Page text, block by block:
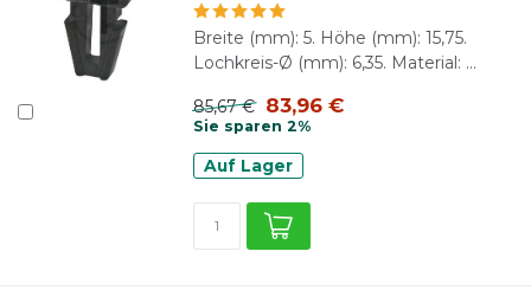
Breite (mm): 5. Höhe (mm): 15,75.
Lochkreis-Ø (mm): 6,35. Material: ...
85,67 € 83,96 €
Sie sparen 2%
Auf Lager